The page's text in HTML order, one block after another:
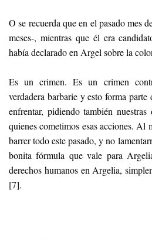
O se recuerda que en el pasado mes
meses-, mientras que él era
había declarado en Argel sobre la
Es un crimen. Es un crimen
verdadera barbarie y esto forma parte
enfrentar, pidiendo también
quienes cometimos esas acciones. Al
barrer todo este pasado, y no
bonita fórmula que vale para
derechos humanos en Argelia,
[7].